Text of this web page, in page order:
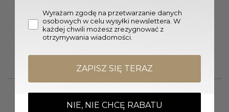
LAMPA WISZĄCA Vogue
metalowo-szklana złota
7235,10zł
LAMPA WISZĄCA Arwena
3861,00zł
Promocja!
Wyrażam zgodę na przetwarzanie danych
osobowych w celu wysyłki newslettera. W
każdej chwili możesz zrezygnować z
otrzymywania wiadomości.
ZAPISZ SIĘ TERAZ
NIE, NIE CHCĘ RABATU